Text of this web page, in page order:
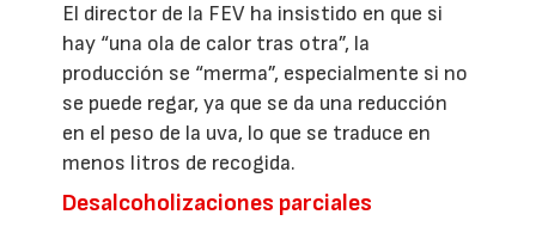
El director de la FEV ha insistido en que si
hay “una ola de calor tras otra”, la
producción se “merma”, especialmente si no
se puede regar, ya que se da una reducción
en el peso de la uva, lo que se traduce en
menos litros de recogida.
Desalcoholizaciones parciales